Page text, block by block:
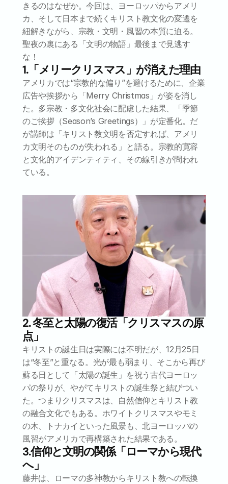
きるのはなぜか。今回は、ヨーロッパからアメリ
カ、そして日本まで続くキリスト教文化の変遷を
紐解きながら、宗教・文明・風習の本質に迫る。
聖夜の裏にある「文明の物語」最後まで見逃す
な！
1.「メリークリスマス」が消えた理由
アメリカでは“宗教的な偏り”を避けるために、企業
広告や挨拶から「Merry Christmas」が姿を消し
た。多宗教・多文化社会に配慮した結果、「季節
のご挨拶（Season’s Greetings）」が定番化。だ
が講師は「キリスト教文明を否定すれば、アメリ
カ文明そのものが失われる」と語る。宗教的寛容
と文化的アイデンティティ、その線引きが問われ
ている。
2. 冬至と太陽の復活「クリスマスの原
点」
キリストの誕生日は実際には不明だが、12月25日
は“冬至”と重なる。光が最も弱まり、そこから再び
蘇る日として「太陽の誕生」を祝う古代ヨーロッ
パの祭りが、やがてキリストの誕生祭と結びつい
た。つまりクリスマスは、自然信仰とキリスト教
の融合文化でもある。ホワイトクリスマスやモミ
の木、トナカイといった風景も、北ヨーロッパの
風習がアメリカで再構築された結果である。
3.信仰と文明の関係「ローマから現代
へ」
藤井は、ローマの多神教からキリスト教への転換